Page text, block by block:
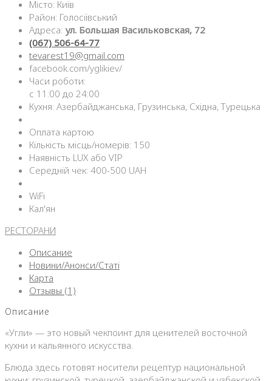
Місто: Київ
Район: Голосіївський
Адреса: ул. Большая Васильковская, 72
(067) 506-64-77
tevarest19@gmail.com
facebook.com/yglikiev/
Часи роботи:
с 11:00 до 24:00
Кухня: Азербайджанська, Грузинська, Східна, Турецька
Оплата картою
Кількість місць/номерів: 150
Наявність LUX або VIP
Середній чек: 400-500 UAH
WiFi
Кал'ян
РЕСТОРАНИ
Описание
Новини/Анонси/Статі
Карта
Отзывы (1)
Описание
«Угли» — это новый чекпоинт для ценителей восточной
кухни и кальянного искусства.
Блюда здесь готовят носители рецептур национальной